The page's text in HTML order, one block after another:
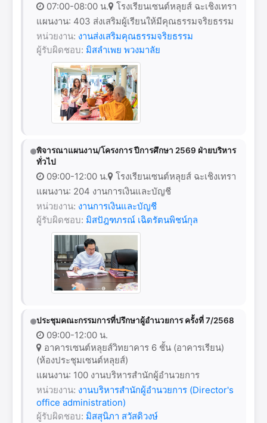
07:00-08:00 น.
โรงเรียนเซนต์หลุยส์ ฉะเชิงเทรา
แผนงาน: 403 ส่งเสริมผู้เรียนให้มีคุณธรรมจริยธรรม
หน่วยงาน: งานส่งเสริมคุณธรรมจริยธรรม
ผู้รับผิดชอบ: มิสลำเพย พวงมาลัย
พิจารณาแผนงาน/โครงการ ปีการศึกษา 2569 ฝ่ายบริหาร
ทั่วไป
09:00-12:00 น.
โรงเรียนเซนต์หลุยส์ ฉะเชิงเทรา
แผนงาน: 204 งานการเงินและบัญชี
หน่วยงาน: งานการเงินและบัญชี
ผู้รับผิดชอบ: มิสปัฎฑภรณ์ เฉิดรัตนพิชน์กุล
ประชุมคณะกรรมการที่ปรึกษาผู้อำนวยการ ครั้งที่ 7/2568
09:00-12:00 น.
อาคารเซนต์หลุยส์วิทยาคาร 6 ชั้น (อาคารเรียน)
(ห้องประชุมเซนต์หลุยส์)
แผนงาน: 100 งานบริหารสำนักผู้อำนวยการ
หน่วยงาน: งานบริหารสำนักผู้อำนวยการ (Director's
office administration)
ผู้รับผิดชอบ: มิสสุนิภา สวัสดิวงษ์